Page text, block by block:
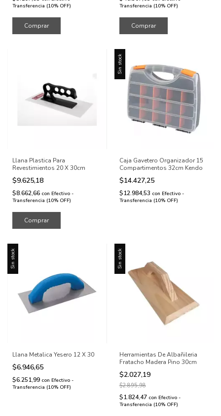
Transferencia (10% OFF)
Transferencia (10% OFF)
Llana Plastica Para
Revestimientos 20 X 30cm
$9.625,18
$8.662,66 con Efectivo -
Transferencia (10% OFF)
Sin stock
Caja Gavetero Organizador 15
Compartimentos 32cm Kendo
$14.427,25
$12.984,53 con Efectivo -
Transferencia (10% OFF)
Sin stock
Llana Metalica Yesero 12 X 30
$6.946,65
$6.251,99 con Efectivo -
Transferencia (10% OFF)
Sin stock
Herramientas De Albañileria
Fratacho Madera Pino 30cm
$2.027,19
$2.895,98
$1.824,47 con Efectivo -
Transferencia (10% OFF)